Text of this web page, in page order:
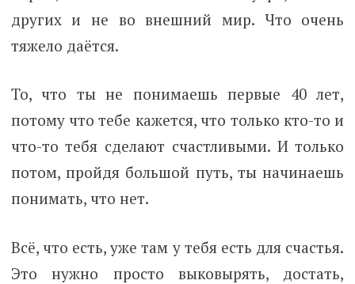
других и не во внешний мир. Что очень
тяжело даётся.
То, что ты не понимаешь первые 40 лет,
потому что тебе кажется, что только кто-то и
что-то тебя сделают счастливыми. И только
потом, пройдя большой путь, ты начинаешь
понимать, что нет.
Всё, что есть, уже там у тебя есть для счастья.
Это нужно просто выковырять, достать,